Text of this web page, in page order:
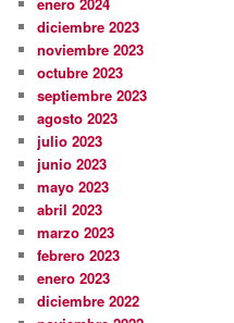
enero 2024
diciembre 2023
noviembre 2023
octubre 2023
septiembre 2023
agosto 2023
julio 2023
junio 2023
mayo 2023
abril 2023
marzo 2023
febrero 2023
enero 2023
diciembre 2022